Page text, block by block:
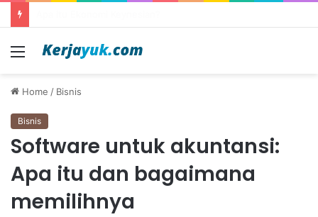
Menu
Home / Bisnis
Bisnis
Software untuk akuntansi:
Apa itu dan bagaimana
memilihnya